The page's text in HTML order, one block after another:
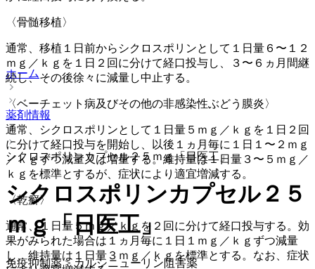
〈骨髄移植〉
通常、移植１日前からシクロスポリンとして１日量６〜１２
ｍｇ／ｋｇを１日２回に分けて経口投与し、３〜６ヵ月間継
続し、その後徐々に減量し中止する。
〈ベーチェット病及びその他の非感染性ぶどう膜炎〉
通常、シクロスポリンとして１日量５ｍｇ／ｋｇを１日２回
に分けて経口投与を開始し、以後１ヵ月毎に１日１〜２ｍｇ
／ｋｇずつ減量又は増量する。維持量は１日量３〜５ｍｇ／
ｋｇを標準とするが、症状により適宜増減する。
〈乾癬〉
通常、１日量５ｍｇ／ｋｇを２回に分けて経口投与する。効
果がみられた場合は１ヵ月毎に１日１ｍｇ／ｋｇずつ減量
し、維持量は１日量３ｍｇ／ｋｇを標準とする。なお、症状
ホーム
薬剤情報
シクロスポリンカプセル２５ｍｇ「日医工」
シクロスポリンカプセル２５
ｍｇ「日医工」
免疫抑制薬 > カルシニューリン阻害薬